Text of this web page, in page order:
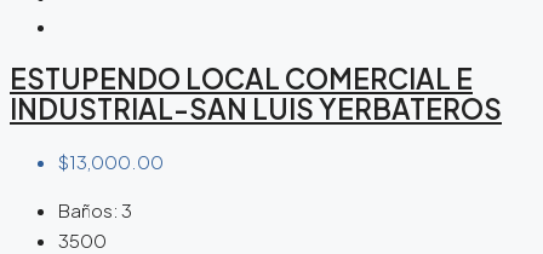
ESTUPENDO LOCAL COMERCIAL E
INDUSTRIAL-SAN LUIS YERBATEROS
$13,000.00
Baños: 3
3500